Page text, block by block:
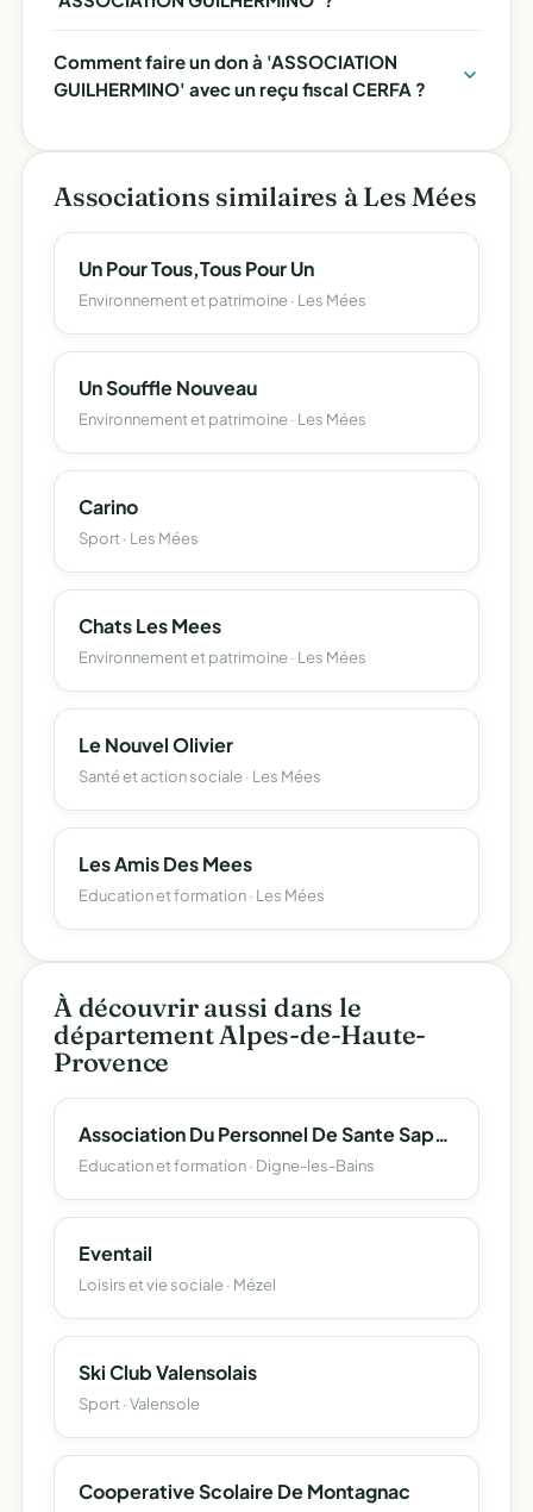
Comment faire un don à 'ASSOCIATION
GUILHERMINO' avec un reçu fiscal CERFA ?
Associations similaires à Les Mées
Un Pour Tous,Tous Pour Un
Environnement et patrimoine · Les Mées
Un Souffle Nouveau
Environnement et patrimoine · Les Mées
Carino
Sport · Les Mées
Chats Les Mees
Environnement et patrimoine · Les Mées
Le Nouvel Olivier
Santé et action sociale · Les Mées
Les Amis Des Mees
Education et formation · Les Mées
À découvrir aussi dans le
département Alpes-de-Haute-
Provence
Association Du Personnel De Sante Sapeurs Pompiers Des Alpes-De-Haute-Provence
Education et formation · Digne-les-Bains
Eventail
Loisirs et vie sociale · Mézel
Ski Club Valensolais
Sport · Valensole
Cooperative Scolaire De Montagnac